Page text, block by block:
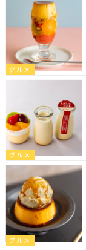
グルメ
グルメ
グルメ